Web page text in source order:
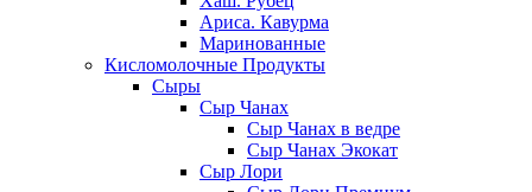
Ариса. Кавурма
Маринованные
Кисломолочные Продукты
Сыры
Сыр Чанах
Сыр Чанах в ведре
Сыр Чанах Экокат
Сыр Лори